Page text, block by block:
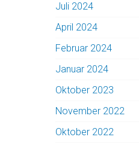
Juli 2024
April 2024
Februar 2024
Januar 2024
Oktober 2023
November 2022
Oktober 2022